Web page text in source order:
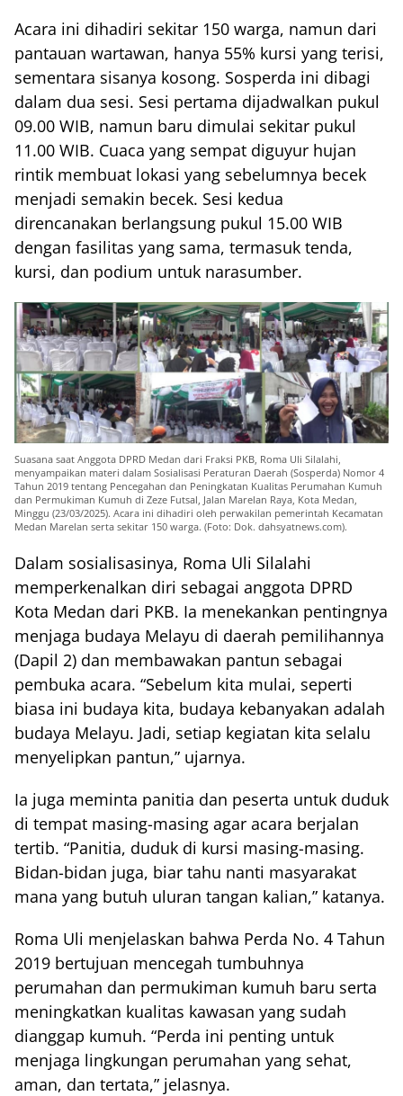
Acara ini dihadiri sekitar 150 warga, namun dari
pantauan wartawan, hanya 55% kursi yang terisi,
sementara sisanya kosong. Sosperda ini dibagi
dalam dua sesi. Sesi pertama dijadwalkan pukul
09.00 WIB, namun baru dimulai sekitar pukul
11.00 WIB. Cuaca yang sempat diguyur hujan
rintik membuat lokasi yang sebelumnya becek
menjadi semakin becek. Sesi kedua
direncanakan berlangsung pukul 15.00 WIB
dengan fasilitas yang sama, termasuk tenda,
kursi, dan podium untuk narasumber.
Suasana saat Anggota DPRD Medan dari Fraksi PKB, Roma Uli Silalahi,
menyampaikan materi dalam Sosialisasi Peraturan Daerah (Sosperda) Nomor 4
Tahun 2019 tentang Pencegahan dan Peningkatan Kualitas Perumahan Kumuh
dan Permukiman Kumuh di Zeze Futsal, Jalan Marelan Raya, Kota Medan,
Minggu (23/03/2025). Acara ini dihadiri oleh perwakilan pemerintah Kecamatan
Medan Marelan serta sekitar 150 warga. (Foto: Dok. dahsyatnews.com).
Dalam sosialisasinya, Roma Uli Silalahi
memperkenalkan diri sebagai anggota DPRD
Kota Medan dari PKB. Ia menekankan pentingnya
menjaga budaya Melayu di daerah pemilihannya
(Dapil 2) dan membawakan pantun sebagai
pembuka acara. “Sebelum kita mulai, seperti
biasa ini budaya kita, budaya kebanyakan adalah
budaya Melayu. Jadi, setiap kegiatan kita selalu
menyelipkan pantun,” ujarnya.
Ia juga meminta panitia dan peserta untuk duduk
di tempat masing-masing agar acara berjalan
tertib. “Panitia, duduk di kursi masing-masing.
Bidan-bidan juga, biar tahu nanti masyarakat
mana yang butuh uluran tangan kalian,” katanya.
Roma Uli menjelaskan bahwa Perda No. 4 Tahun
2019 bertujuan mencegah tumbuhnya
perumahan dan permukiman kumuh baru serta
meningkatkan kualitas kawasan yang sudah
dianggap kumuh. “Perda ini penting untuk
menjaga lingkungan perumahan yang sehat,
aman, dan tertata,” jelasnya.